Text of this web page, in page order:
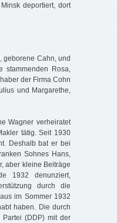
deportiert, dort
geborene Cahn, und
Rosa,
der Firma Cohn
und Margarethe,
Wagner verheiratet
tätig. Seit 1930
Deshalb bat er bei
Sohnes Hans,
aber kleine Beiträge
1932 denunziert,
durch die
im Sommer 1932
haben. Die durch
Partei (DDP) mit der